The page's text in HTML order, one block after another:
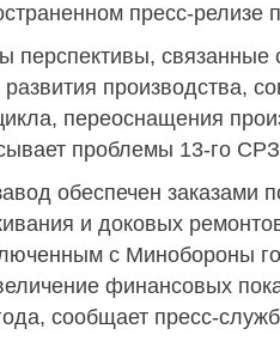
пресс-релизе
перспективы, связанные
производства,
переоснащения
проблемы 13-го
обеспечен заказами
и доковых
с Минобороны
финансовых
сообщает пресс-